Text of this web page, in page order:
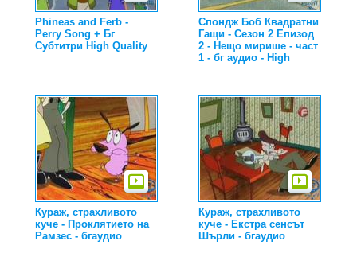
Phineas and Ferb -
Perry Song + Бг
Субтитри High Quality
Спондж Боб Квадратни
Гащи - Сезон 2 Епизод
2 - Нещо мирише - част
1 - бг аудио - High
Кураж, страхливото
куче - Проклятието на
Рамзес - бгаудио
Кураж, страхливото
куче - Екстра сенсът
Шърли - бгаудио